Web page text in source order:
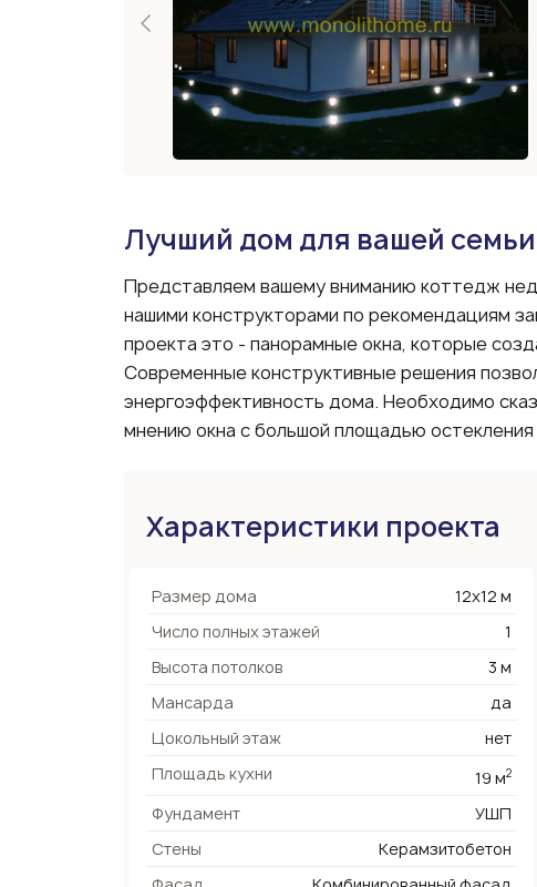
Лучший дом для вашей семьи
Представляем вашему вниманию коттедж
нашими конструкторами по рекомендациям
проекта это - панорамные окна, которые
Современные конструктивные решения
энергоэффективность дома. Необходимо
мнению окна с большой площадью
Характеристики проекта
Размер дома
12х12 м
Число полных этажей
1
Высота потолков
3 м
Мансарда
да
Цокольный этаж
нет
Площадь кухни
19 м2
Фундамент
УШП
Стены
Керамзитобетон